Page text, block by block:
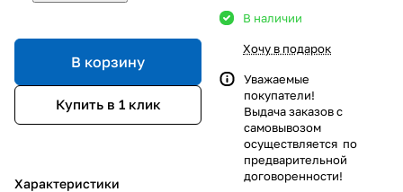
В корзину
Купить в 1 клик
Характеристики
В наличии
Хочу в подарок
Уважаемые
покупатели!
Выдача заказов с
самовывозом
осуществляется по
предварительной
договоренности!